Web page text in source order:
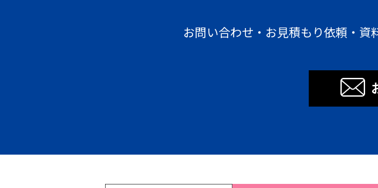
お問い合わせ・お見積もり依頼・資